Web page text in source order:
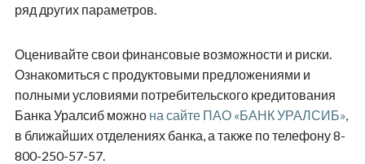
ряд других параметров.
Оценивайте свои финансовые возможности и риски.
Ознакомиться с продуктовыми предложениями и
полными условиями потребительского кредитования
Банка Уралсиб можно на сайте ПАО «БАНК УРАЛСИБ»,
в ближайших отделениях банка, а также по телефону 8-
800-250-57-57.